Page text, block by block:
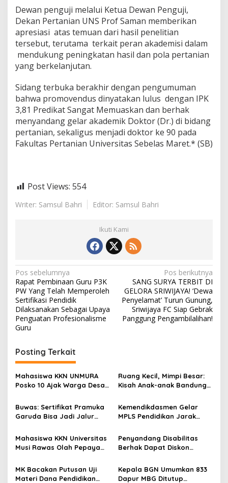
Dewan penguji melalui Ketua Dewan Penguji,
Dekan Pertanian UNS Prof Saman memberikan
apresiasi atas temuan dari hasil penelitian
tersebut, terutama terkait peran akademisi dalam
mendukung peningkatan hasil dan pola pertanian
yang berkelanjutan.
Sidang terbuka berakhir dengan pengumuman
bahwa promovendus dinyatakan lulus dengan IPK
3,81 Predikat Sangat Memuaskan dan berhak
menyandang gelar akademik Doktor (Dr.) di bidang
pertanian, sekaligus menjadi doktor ke 90 pada
Fakultas Pertanian Universitas Sebelas Maret.* (SB)
Post Views: 554
Writer: Samsul Bahri Editor: Samsul Bahri
Ikuti Kami
N
a
v
i
g
a
s
i
p
o
s
Pos sebelumnya
Rapat Pembinaan Guru P3K
PW Yang Telah Memperoleh
Sertifikasi Pendidik
Dilaksanakan Sebagai Upaya
Penguatan Profesionalisme
Guru
Pos berikutnya
SANG SURYA TERBIT DI
GELORA SRIWIJAYA! ‘Dewa
Penyelamat’ Turun Gunung,
Sriwijaya FC Siap Gebrak
Panggung Pengambilalihan!
Posting Terkait
Mahasiswa KKN UNMURA
Posko 10 Ajak Warga Desa
Digital
Ruang Kecil, Mimpi Besar:
Kisah Anak-anak Bandung
Lewat Literasi
Buwas: Sertifikat Pramuka
Garuda Bisa Jadi Jalur
dan Perguruan Tinggi
Kemendikdasmen Gelar
MPLS Pendidikan Jarak
Kemandirian Belajar
Mahasiswa KKN Universitas
Musi Rawas Olah Pepaya
Jual Tinggi, Dorong UMKM
Desa Air Satan
Penyandang Disabilitas
Berhak Dapat Diskon
Biaya Sekolah dan Kuliah
MK Bacakan Putusan Uji
Materi Dana Pendidikan
Kepala BGN Umumkan 833
Dapur MBG Ditutup